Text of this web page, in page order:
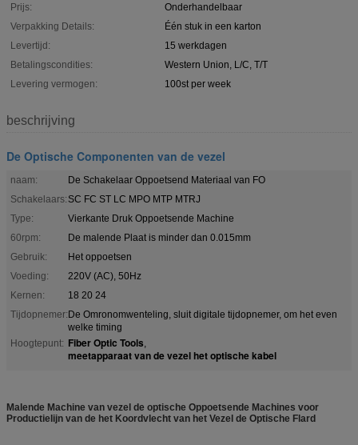
Prijs:
Onderhandelbaar
Verpakking Details:
Één stuk in een karton
Levertijd:
15 werkdagen
Betalingscondities:
Western Union, L/C, T/T
Levering vermogen:
100st per week
beschrijving
De Optische Componenten van de vezel
naam:
De Schakelaar Oppoetsend Materiaal van FO
Schakelaars: SC FC ST LC MPO MTP MTRJ
Type:
Vierkante Druk Oppoetsende Machine
60rpm:
De malende Plaat is minder dan 0.015mm
Gebruik:
Het oppoetsen
Voeding:
220V (AC), 50Hz
Kernen:
18 20 24
Tijdopnemer:De Omronomwenteling, sluit digitale tijdopnemer, om het even
welke timing
Hoogtepunt: Fiber Optic Tools,
meetapparaat van de vezel het optische kabel
Malende Machine van vezel de optische Oppoetsende Machines voor
Productielijn van de het Koordvlecht van het Vezel de Optische Flard